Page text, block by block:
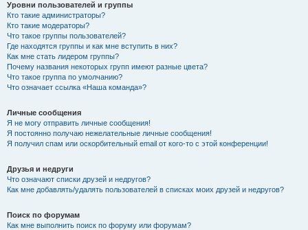
Уровни пользователей и группы
Кто такие администраторы?
Кто такие модераторы?
Что такое группы пользователей?
Где находятся группы и как мне вступить в них?
Как мне стать лидером группы?
Почему названия некоторых групп имеют разные цвета?
Что такое группа по умолчанию?
Что означает ссылка «Наша команда»?
Личные сообщения
Я не могу отправить личные сообщения!
Я постоянно получаю нежелательные личные сообщения!
Я получил спам или оскорбительный email от кого-то с этой конференции!
Друзья и недруги
Что означают списки друзей и недругов?
Как мне добавлять/удалять пользователей в списках моих друзей и недругов?
Поиск по форумам
Как мне выполнить поиск по форуму или форумам?